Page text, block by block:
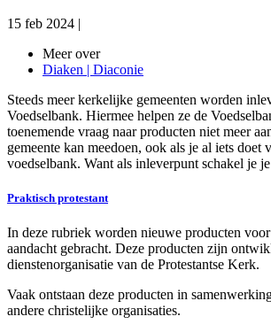
15 feb 2024 |
Meer over
Diaken | Diaconie
Steeds meer kerkelijke gemeenten worden
Voedselbank. Hiermee helpen ze de
toenemende vraag naar producten niet meer
gemeente kan meedoen, ook als je al iets doet
voedselbank. Want als inleverpunt schakel je
Praktisch protestant
In deze rubriek worden nieuwe producten
aandacht gebracht. Deze producten zijn
dienstenorganisatie van de Protestantse Kerk.
Vaak ontstaan deze producten in
andere christelijke organisaties.